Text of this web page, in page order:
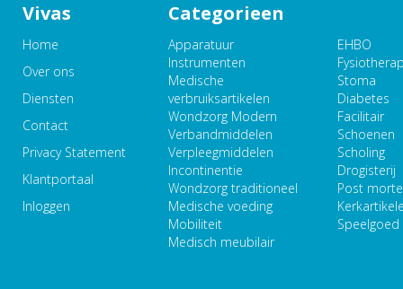
Vivas
Home
Over ons
Diensten
Contact
Privacy Statement
Klantportaal
Inloggen
Categorieen
Apparatuur
Instrumenten
Medische
verbruiksartikelen
Wondzorg Modern
Verbandmiddelen
Verpleegmiddelen
Incontinentie
Wondzorg traditioneel
Medische voeding
Mobiliteit
Medisch meubilair
EHBO
Stoma
Diabetes
Facilitair
Schoenen
Scholing
Drogisterij
Post
Speelgoed